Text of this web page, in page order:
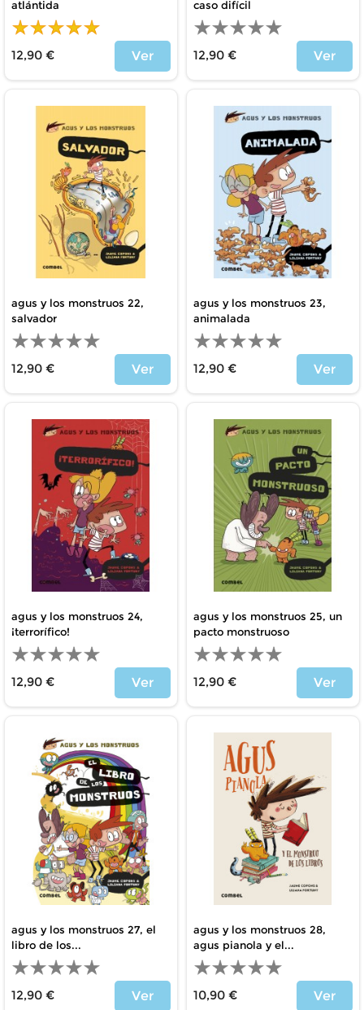
atlántida
12,90 €
Ver
caso difícil
12,90 €
Ver
agus y los monstruos 22,
salvador
12,90 €
Ver
agus y los monstruos 23,
animalada
12,90 €
Ver
agus y los monstruos 24,
¡terrorífico!
12,90 €
Ver
agus y los monstruos 25, un
pacto monstruoso
12,90 €
Ver
agus y los monstruos 27, el
libro de los...
12,90 €
Ver
agus y los monstruos 28,
agus pianola y el...
10,90 €
Ver